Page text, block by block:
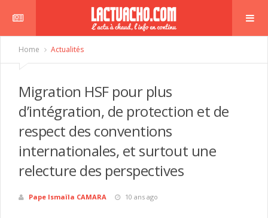
Home Actualités
Migration HSF pour plus
d’intégration, de protection et de
respect des conventions
internationales, et surtout une
relecture des perspectives
Pape Ismaïla CAMARA 10 ans ago